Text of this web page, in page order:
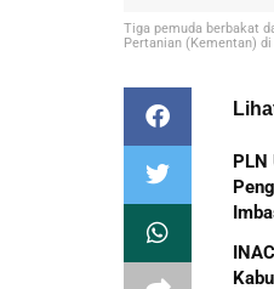
Tiga pemuda berbakat
Pertanian (Kementan)
PLN